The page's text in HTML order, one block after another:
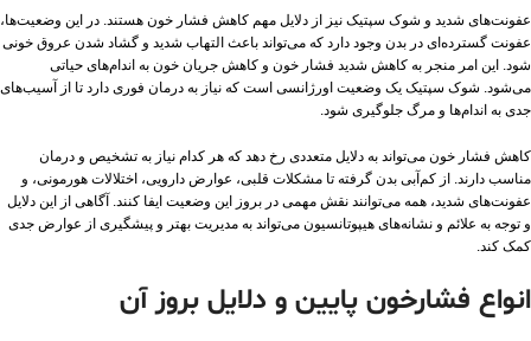
عفونت‌های شدید و شوک سپتیک نیز از دلایل مهم کاهش فشار خون هستند. در این وضعیت‌ها،
عفونت گسترده‌ای در بدن وجود دارد که می‌تواند باعث التهاب شدید و گشاد شدن عروق خونی
شود. این امر منجر به کاهش شدید فشار خون و کاهش جریان خون به اندام‌های حیاتی
می‌شود. شوک سپتیک یک وضعیت اورژانسی است که نیاز به درمان فوری دارد تا از آسیب‌های
جدی به اندام‌ها و مرگ جلوگیری شود.
کاهش فشار خون می‌تواند به دلایل متعددی رخ دهد که هر کدام نیاز به تشخیص و درمان
مناسب دارند. از کم‌آبی بدن گرفته تا مشکلات قلبی، عوارض دارویی، اختلالات هورمونی، و
عفونت‌های شدید، همه می‌توانند نقش مهمی در بروز این وضعیت ایفا کنند. آگاهی از این دلایل
و توجه به علائم و نشانه‌های هیپوتانسیون می‌تواند به مدیریت بهتر و پیشگیری از عوارض جدی
کمک کند.
انواع فشارخون پایین و دلایل بروز آن